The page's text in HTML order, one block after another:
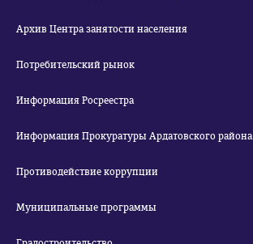
Архив Центра занятости населения
Потребительский рынок
Информация Росреестра
Информация Прокуратуры Ардатовского района
Противодействие коррупции
Муниципальные программы